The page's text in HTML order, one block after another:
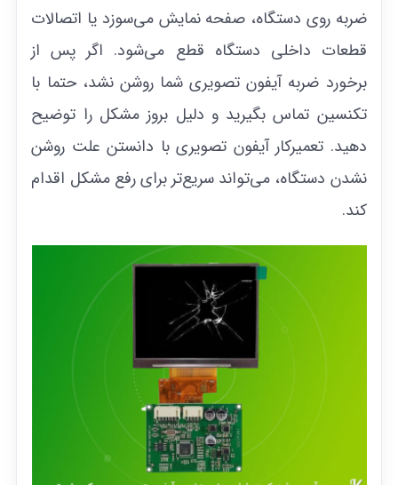
ضربه روی دستگاه، صفحه نمایش می‌سوزد یا اتصالات
قطعات داخلی دستگاه قطع می‌شود. اگر پس از
برخورد ضربه آیفون تصویری شما روشن نشد، حتما با
تکنسین تماس بگیرید و دلیل بروز مشکل را توضیح
دهید. تعمیرکار آیفون تصویری با دانستن علت روشن
نشدن دستگاه، می‌تواند سریع‌تر برای رفع مشکل اقدام
کند.